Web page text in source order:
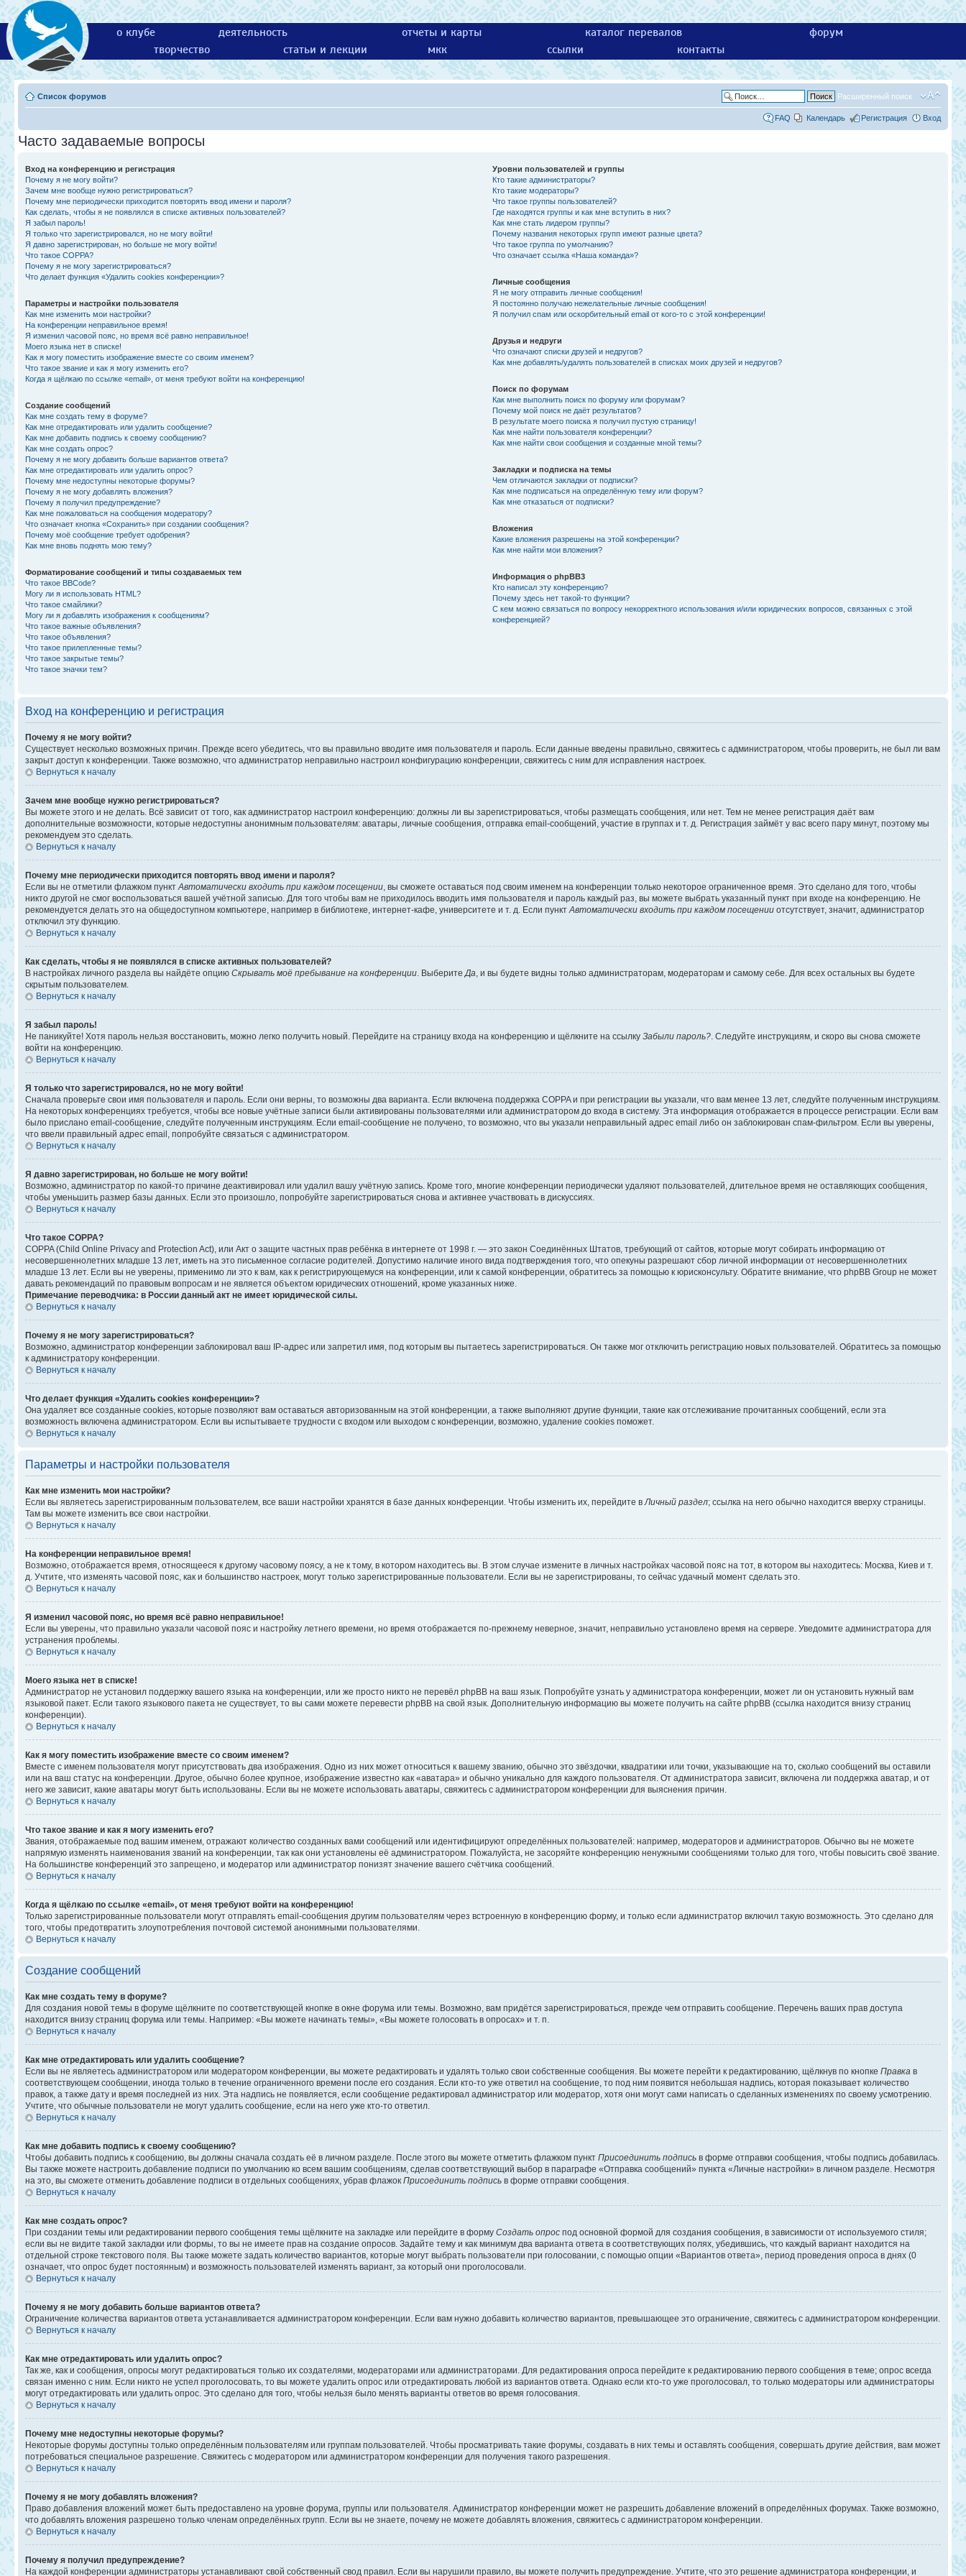
о клубе деятельность отчеты и карты каталог перевалов
форум
творчество
статьи и лекции мкк ссылки контакты
Список форумов Расширенный поиск
FAQ Календарь Регистрация Вход
Часто задаваемые вопросы
Вход на конференцию и регистрация
Почему я не могу войти?
Зачем мне вообще нужно регистрироваться?
Почему мне периодически приходится повторять ввод имени и пароля?
Как сделать, чтобы я не появлялся в списке активных пользователей?
Я забыл пароль!
Я только что зарегистрировался, но не могу войти!
Я давно зарегистрирован, но больше не могу войти!
Что такое COPPA?
Почему я не могу зарегистрироваться?
Что делает функция «Удалить cookies конференции»?
Параметры и настройки пользователя
Как мне изменить мои настройки?
На конференции неправильное время!
Я изменил часовой пояс, но время всё равно неправильное!
Моего языка нет в списке!
Как я могу поместить изображение вместе со своим именем?
Что такое звание и как я могу изменить его?
Когда я щёлкаю по ссылке «email», от меня требуют войти на конференцию!
Создание сообщений
Как мне создать тему в форуме?
Как мне отредактировать или удалить сообщение?
Как мне добавить подпись к своему сообщению?
Как мне создать опрос?
Почему я не могу добавить больше вариантов ответа?
Как мне отредактировать или удалить опрос?
Почему мне недоступны некоторые форумы?
Почему я не могу добавлять вложения?
Почему я получил предупреждение?
Как мне пожаловаться на сообщения модератору?
Что означает кнопка «Сохранить» при создании сообщения?
Почему моё сообщение требует одобрения?
Как мне вновь поднять мою тему?
Форматирование сообщений и типы создаваемых тем
Что такое BBCode?
Могу ли я использовать HTML?
Что такое смайлики?
Могу ли я добавлять изображения к сообщениям?
Что такое важные объявления?
Что такое объявления?
Что такое прилепленные темы?
Что такое закрытые темы?
Что такое значки тем?
Уровни пользователей и группы
Кто такие администраторы?
Кто такие модераторы?
Что такое группы пользователей?
Где находятся группы и как мне вступить в них?
Как мне стать лидером группы?
Почему названия некоторых групп имеют разные цвета?
Что такое группа по умолчанию?
Что означает ссылка «Наша команда»?
Личные сообщения
Я не могу отправить личные сообщения!
Я постоянно получаю нежелательные личные сообщения!
Я получил спам или оскорбительный email от кого-то с этой конференции!
Друзья и недруги
Что означают списки друзей и недругов?
Как мне добавлять/удалять пользователей в списках моих друзей и недругов?
Поиск по форумам
Как мне выполнить поиск по форуму или форумам?
Почему мой поиск не даёт результатов?
В результате моего поиска я получил пустую страницу!
Как мне найти пользователя конференции?
Как мне найти свои сообщения и созданные мной темы?
Закладки и подписка на темы
Чем отличаются закладки от подписки?
Как мне подписаться на определённую тему или форум?
Как мне отказаться от подписки?
Вложения
Какие вложения разрешены на этой конференции?
Как мне найти мои вложения?
Информация о phpBB3
Кто написал эту конференцию?
Почему здесь нет такой-то функции?
С кем можно связаться по вопросу некорректного использования и/или юридических вопросов, связанных с этой
конференцией?
Вход на конференцию и регистрация
Почему я не могу войти?
Существует несколько возможных причин. Прежде всего убедитесь, что вы правильно вводите имя пользователя и пароль. Если данные введены правильно, свяжитесь с администратором, чтобы проверить, не был ли вам
закрыт доступ к конференции. Также возможно, что администратор неправильно настроил конфигурацию конференции, свяжитесь с ним для исправления настроек.
Вернуться к началу
Зачем мне вообще нужно регистрироваться?
Вы можете этого и не делать. Всё зависит от того, как администратор настроил конференцию: должны ли вы зарегистрироваться, чтобы размещать сообщения, или нет. Тем не менее регистрация даёт вам
дополнительные возможности, которые недоступны анонимным пользователям: аватары, личные сообщения, отправка email-сообщений, участие в группах и т. д. Регистрация займёт у вас всего пару минут, поэтому мы
рекомендуем это сделать.
Вернуться к началу
Почему мне периодически приходится повторять ввод имени и пароля?
Если вы не отметили флажком пункт Автоматически входить при каждом посещении , вы сможете оставаться под своим именем на конференции только некоторое ограниченное время. Это сделано для того, чтобы
никто другой не смог воспользоваться вашей учётной записью. Для того чтобы вам не приходилось вводить имя пользователя и пароль каждый раз, вы можете выбрать указанный пункт при входе на конференцию. Не
рекомендуется делать это на общедоступном компьютере, например в библиотеке, интернет-кафе, университете и т. д. Если пункт Автоматически входить при каждом посещении отсутствует, значит, администратор
отключил эту функцию.
Вернуться к началу
Как сделать, чтобы я не появлялся в списке активных пользователей?
В настройках личного раздела вы найдёте опцию Скрывать моё пребывание на конференции . Выберите Да , и вы будете видны только администраторам, модераторам и самому себе. Для всех остальных вы будете
скрытым пользователем.
Вернуться к началу
Я забыл пароль!
Не паникуйте! Хотя пароль нельзя восстановить, можно легко получить новый. Перейдите на страницу входа на конференцию и щёлкните на ссылку Забыли пароль? . Следуйте инструкциям, и скоро вы снова сможете
войти на конференцию.
Вернуться к началу
Я только что зарегистрировался, но не могу войти!
Сначала проверьте свои имя пользователя и пароль. Если они верны, то возможны два варианта. Если включена поддержка COPPA и при регистрации вы указали, что вам менее 13 лет, следуйте полученным инструкциям.
На некоторых конференциях требуется, чтобы все новые учётные записи были активированы пользователями или администратором до входа в систему. Эта информация отображается в процессе регистрации. Если вам
было прислано email-сообщение, следуйте полученным инструкциям. Если email-сообщение не получено, то возможно, что вы указали неправильный адрес email либо он заблокирован спам-фильтром. Если вы уверены,
что ввели правильный адрес email, попробуйте связаться с администратором.
Вернуться к началу
Я давно зарегистрирован, но больше не могу войти!
Возможно, администратор по какой-то причине деактивировал или удалил вашу учётную запись. Кроме того, многие конференции периодически удаляют пользователей, длительное время не оставляющих сообщения,
чтобы уменьшить размер базы данных. Если это произошло, попробуйте зарегистрироваться снова и активнее участвовать в дискуссиях.
Вернуться к началу
Что такое COPPA?
COPPA (Child Online Privacy and Protection Act), или Акт о защите частных прав ребёнка в интернете от 1998 г. — это закон Соединённых Штатов, требующий от сайтов, которые могут собирать информацию от
несовершеннолетних младше 13 лет, иметь на это письменное согласие родителей. Допустимо наличие иного вида подтверждения того, что опекуны разрешают сбор личной информации от несовершеннолетних
младше 13 лет. Если вы не уверены, применимо ли это к вам, как к регистрирующемуся на конференции, или к самой конференции, обратитесь за помощью к юрисконсульту. Обратите внимание, что phpBB Group не может
давать рекомендаций по правовым вопросам и не является объектом юридических отношений, кроме указанных ниже.
Примечание переводчика: в России данный акт не имеет юридической силы.
Вернуться к началу
Почему я не могу зарегистрироваться?
Возможно, администратор конференции заблокировал ваш IP-адрес или запретил имя, под которым вы пытаетесь зарегистрироваться. Он также мог отключить регистрацию новых пользователей. Обратитесь за помощью
к администратору конференции.
Вернуться к началу
Что делает функция «Удалить cookies конференции»?
Она удаляет все созданные cookies, которые позволяют вам оставаться авторизованным на этой конференции, а также выполняют другие функции, такие как отслеживание прочитанных сообщений, если эта
возможность включена администратором. Если вы испытываете трудности с входом или выходом с конференции, возможно, удаление cookies поможет.
Вернуться к началу
Параметры и настройки пользователя
Как мне изменить мои настройки?
Если вы являетесь зарегистрированным пользователем, все ваши настройки хранятся в базе данных конференции. Чтобы изменить их, перейдите в Личный раздел; ссылка на него обычно находится вверху страницы.
Там вы можете изменить все свои настройки.
Вернуться к началу
На конференции неправильное время!
Возможно, отображается время, относящееся к другому часовому поясу, а не к тому, в котором находитесь вы. В этом случае измените в личных настройках часовой пояс на тот, в котором вы находитесь: Москва, Киев и т.
д. Учтите, что изменять часовой пояс, как и большинство настроек, могут только зарегистрированные пользователи. Если вы не зарегистрированы, то сейчас удачный момент сделать это.
Вернуться к началу
Я изменил часовой пояс, но время всё равно неправильное!
Если вы уверены, что правильно указали часовой пояс и настройку летнего времени, но время отображается по-прежнему неверное, значит, неправильно установлено время на сервере. Уведомите администратора для
устранения проблемы.
Вернуться к началу
Моего языка нет в списке!
Администратор не установил поддержку вашего языка на конференции, или же просто никто не перевёл phpBB на ваш язык. Попробуйте узнать у администратора конференции, может ли он установить нужный вам
языковой пакет. Если такого языкового пакета не существует, то вы сами можете перевести phpBB на свой язык. Дополнительную информацию вы можете получить на сайте phpBB (ссылка находится внизу страниц
конференции).
Вернуться к началу
Как я могу поместить изображение вместе со своим именем?
Вместе с именем пользователя могут присутствовать два изображения. Одно из них может относиться к вашему званию, обычно это звёздочки, квадратики или точки, указывающие на то, сколько сообщений вы оставили
или на ваш статус на конференции. Другое, обычно более крупное, изображение известно как «аватара» и обычно уникально для каждого пользователя. От администратора зависит, включена ли поддержка аватар, и от
него же зависит, какие аватары могут быть использованы. Если вы не можете использовать аватары, свяжитесь с администратором конференции для выяснения причин.
Вернуться к началу
Что такое звание и как я могу изменить его?
Звания, отображаемые под вашим именем, отражают количество созданных вами сообщений или идентифицируют определённых пользователей: например, модераторов и администраторов. Обычно вы не можете
напрямую изменять наименования званий на конференции, так как они установлены её администратором. Пожалуйста, не засоряйте конференцию ненужными сообщениями только для того, чтобы повысить своё звание.
На большинстве конференций это запрещено, и модератор или администратор понизят значение вашего счётчика сообщений.
Вернуться к началу
Когда я щёлкаю по ссылке «email», от меня требуют войти на конференцию!
Только зарегистрированные пользователи могут отправлять email-сообщения другим пользователям через встроенную в конференцию форму, и только если администратор включил такую возможность. Это сделано для
того, чтобы предотвратить злоупотребления почтовой системой анонимными пользователями.
Вернуться к началу
Создание сообщений
Как мне создать тему в форуме?
Для создания новой темы в форуме щёлкните по соответствующей кнопке в окне форума или темы. Возможно, вам придётся зарегистрироваться, прежде чем отправить сообщение. Перечень ваших прав доступа
находится внизу страниц форума или темы. Например: «Вы можете начинать темы», «Вы можете голосовать в опросах» и т. п.
Вернуться к началу
Как мне отредактировать или удалить сообщение?
Если вы не являетесь администратором или модератором конференции, вы можете редактировать и удалять только свои собственные сообщения. Вы можете перейти к редактированию, щёлкнув по кнопке Правка в
соответствующем сообщении, иногда только в течение ограниченного времени после его создания. Если кто-то уже ответил на сообщение, то под ним появится небольшая надпись, которая показывает количество
правок, а также дату и время последней из них. Эта надпись не появляется, если сообщение редактировал администратор или модератор, хотя они могут сами написать о сделанных изменениях по своему усмотрению.
Учтите, что обычные пользователи не могут удалить сообщение, если на него уже кто-то ответил.
Вернуться к началу
Как мне добавить подпись к своему сообщению?
Чтобы добавить подпись к сообщению, вы должны сначала создать её в личном разделе. После этого вы можете отметить флажком пункт Присоединить подпись в форме отправки сообщения, чтобы подпись добавилась.
Вы также можете настроить добавление подписи по умолчанию ко всем вашим сообщениям, сделав соответствующий выбор в параграфе «Отправка сообщений» пункта «Личные настройки» в личном разделе. Несмотря
на это, вы сможете отменить добавление подписи в отдельных сообщениях, убрав флажок Присоединить подпись в форме отправки сообщения.
Вернуться к началу
Как мне создать опрос?
При создании темы или редактировании первого сообщения темы щёлкните на закладке или перейдите в форму Создать опрос под основной формой для создания сообщения, в зависимости от используемого стиля;
если вы не видите такой закладки или формы, то вы не имеете прав на создание опросов. Задайте тему и как минимум два варианта ответа в соответствующих полях, убедившись, что каждый вариант находится на
отдельной строке текстового поля. Вы также можете задать количество вариантов, которые могут выбрать пользователи при голосовании, с помощью опции «Вариантов ответа», период проведения опроса в днях (0
означает, что опрос будет постоянным) и возможность пользователей изменять вариант, за который они проголосовали.
Вернуться к началу
Почему я не могу добавить больше вариантов ответа?
Ограничение количества вариантов ответа устанавливается администратором конференции. Если вам нужно добавить количество вариантов, превышающее это ограничение, свяжитесь с администратором конференции.
Вернуться к началу
Как мне отредактировать или удалить опрос?
Так же, как и сообщения, опросы могут редактироваться только их создателями, модераторами или администраторами. Для редактирования опроса перейдите к редактированию первого сообщения в теме; опрос всегда
связан именно с ним. Если никто не успел проголосовать, то вы можете удалить опрос или отредактировать любой из вариантов ответа. Однако если кто-то уже проголосовал, то только модераторы или администраторы
могут отредактировать или удалить опрос. Это сделано для того, чтобы нельзя было менять варианты ответов во время голосования.
Вернуться к началу
Почему мне недоступны некоторые форумы?
Некоторые форумы доступны только определённым пользователям или группам пользователей. Чтобы просматривать такие форумы, создавать в них темы и оставлять сообщения, совершать другие действия, вам может
потребоваться специальное разрешение. Свяжитесь с модератором или администратором конференции для получения такого разрешения.
Вернуться к началу
Почему я не могу добавлять вложения?
Право добавления вложений может быть предоставлено на уровне форума, группы или пользователя. Администратор конференции может не разрешить добавление вложений в определённых форумах. Также возможно,
что добавлять вложения разрешено только членам определённых групп. Если вы не знаете, почему не можете добавлять вложения, свяжитесь с администратором конференции.
Вернуться к началу
Почему я получил предупреждение?
На каждой конференции администраторы устанавливают свой собственный свод правил. Если вы нарушили правило, вы можете получить предупреждение. Учтите, что это решение администратора конференции, и